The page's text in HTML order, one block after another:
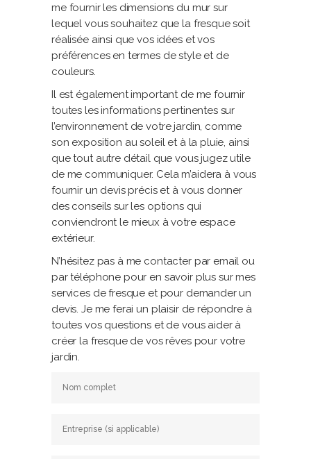
me fournir les dimensions du mur sur
lequel vous souhaitez que la fresque soit
réalisée ainsi que vos idées et vos
préférences en termes de style et de
couleurs.
Il est également important de me fournir
toutes les informations pertinentes sur
l’environnement de votre jardin, comme
son exposition au soleil et à la pluie, ainsi
que tout autre détail que vous jugez utile
de me communiquer. Cela m’aidera à vous
fournir un devis précis et à vous donner
des conseils sur les options qui
conviendront le mieux à votre espace
extérieur.
N’hésitez pas à me contacter par email ou
par téléphone pour en savoir plus sur mes
services de fresque et pour demander un
devis. Je me ferai un plaisir de répondre à
toutes vos questions et de vous aider à
créer la fresque de vos rêves pour votre
jardin.